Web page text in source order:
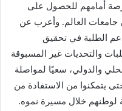
أمامهم للحصول على
جامعات العالم. وأعرب عن
الطلبة في تحقيق
والتحديات غير المسبوقة
والدولي، سعيًا لمواصلة
يتمكنوا من الاستفادة من
لوطنهم خلال مسيرة نموه.